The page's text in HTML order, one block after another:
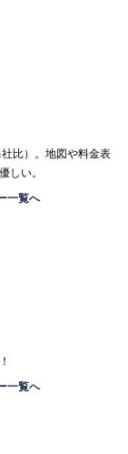
比）。地図や料金表
しい。
一覧へ
一覧へ